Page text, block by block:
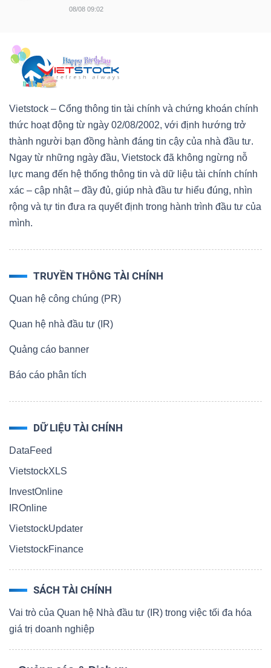
08/08 09:02
Vietstock – Cổng thông tin tài chính và chứng khoán chính
thức hoạt động từ ngày 02/08/2002, với định hướng trở
thành người bạn đồng hành đáng tin cậy của nhà đầu tư.
Ngay từ những ngày đầu, Vietstock đã không ngừng nỗ
lực mang đến hệ thống thông tin và dữ liệu tài chính chính
xác – cập nhật – đầy đủ, giúp nhà đầu tư hiểu đúng, nhìn
rộng và tự tin đưa ra quyết định trong hành trình đầu tư của
mình.
TRUYỀN THÔNG TÀI CHÍNH
Quan hệ công chúng (PR)
Quan hệ nhà đầu tư (IR)
Quảng cáo banner
Báo cáo phân tích
DỮ LIỆU TÀI CHÍNH
DataFeed
VietstockXLS
InvestOnline
IROnline
VietstockUpdater
VietstockFinance
SÁCH TÀI CHÍNH
Vai trò của Quan hệ Nhà đầu tư (IR) trong việc tối đa hóa
giá trị doanh nghiệp